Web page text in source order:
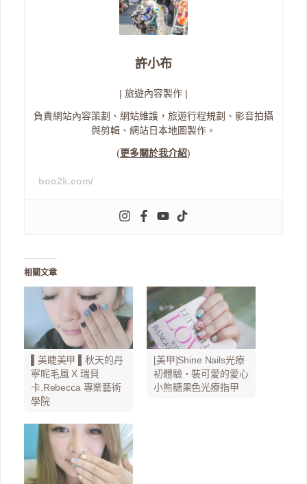
許小布
| 旅遊內容製作 |
負責網站內容策劃、網站維護，旅遊行程規劃、影音拍攝
與剪輯、網站日本地圖製作。
(更多關於我介紹)
boo2k.com/
相關文章
▌美睫美甲 ▌秋天的丹
寧呢毛風 X 瑞貝
卡.Rebecca 專業藝術
學院
[美甲]Shine Nails光療
初體驗‧裝可愛的愛心
小熊糖果色光療指甲